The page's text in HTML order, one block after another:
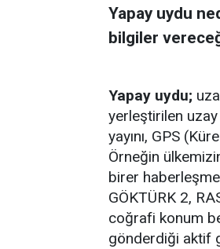
Yapay uydu
bilgiler
Yapay uydu;
yerleştirilen
yayını, GPS
Örneğin
birer
GÖKTÜRK 2,
coğrafi konum
gönderdiği aktif